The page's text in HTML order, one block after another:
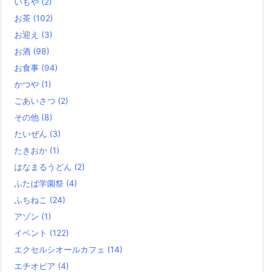
お茶 (102)
お迎え (3)
お酒 (98)
お食事 (94)
かつや (1)
ごあいさつ (2)
その他 (8)
たいぜん (3)
たきおか (1)
はなまるうどん (2)
ふたば学園祭 (4)
ふちねこ (24)
アゾン (1)
イベント (122)
エクセルシオールカフェ (14)
エチオピア (4)